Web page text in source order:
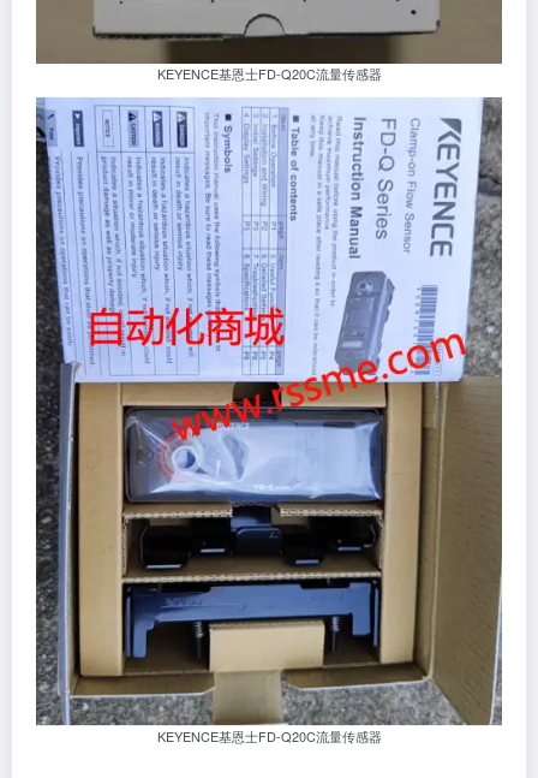
KEYENCE基恩士FD-Q20C流量传感器
KEYENCE基恩士FD-Q20C流量传感器